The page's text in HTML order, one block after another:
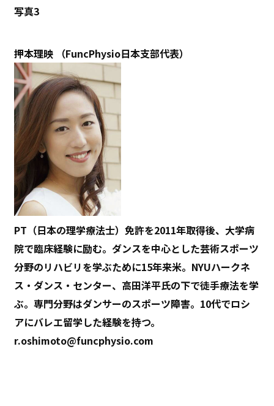
写真3
押本理映 （FuncPhysio日本支部代表）
PT（日本の理学療法士）免許を2011年取得後、大学病
院で臨床経験に励む。ダンスを中心とした芸術スポーツ
分野のリハビリを学ぶために15年来米。NYUハークネ
ス・ダンス・センター、高田洋平氏の下で徒手療法を学
ぶ。専門分野はダンサーのスポーツ障害。10代でロシ
アにバレエ留学した経験を持つ。
r.oshimoto@funcphysio.com